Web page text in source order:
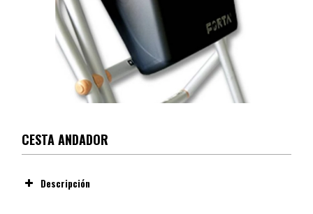
CESTA ANDADOR
Descripción